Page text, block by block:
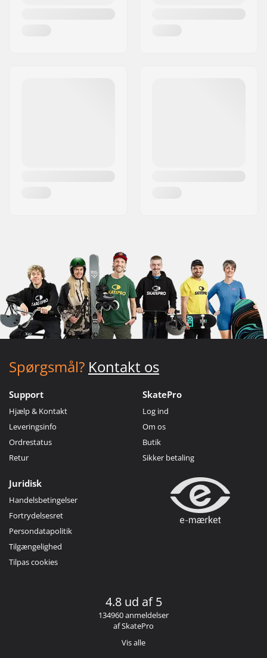
Spørgsmål? Kontakt os
Support
Hjælp & Kontakt
Leveringsinfo
Ordrestatus
Retur
SkatePro
Log ind
Om os
Butik
Sikker betaling
Juridisk
Handelsbetingelser
Fortrydelsesret
Persondatapolitik
Tilgængelighed
Tilpas cookies
4.8 ud af 5
134960 anmeldelser
af SkatePro
Vis alle